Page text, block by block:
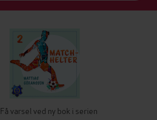
Få varsel ved ny bok i serien